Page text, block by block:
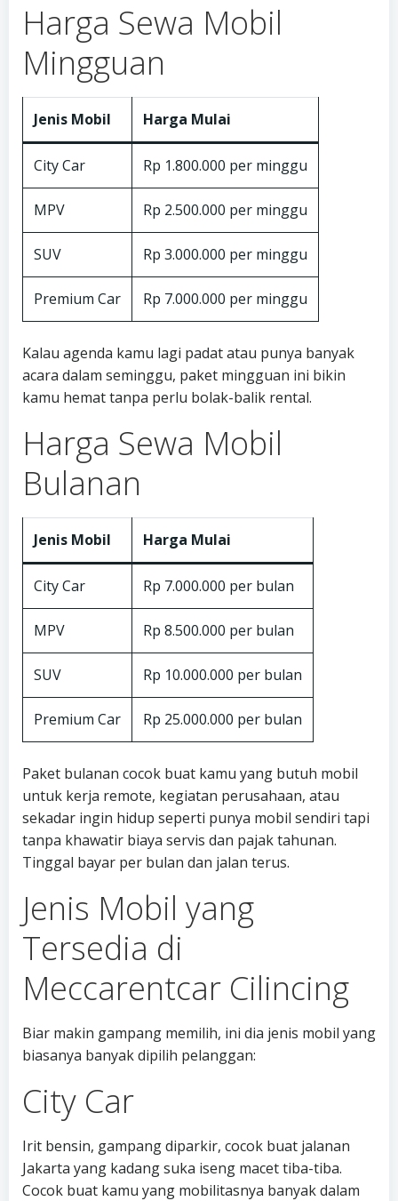
Harga Sewa Mobil
Mingguan
Jenis Mobil Harga Mulai
City Car Rp 1.800.000 per minggu
MPV Rp 2.500.000 per minggu
SUV Rp 3.000.000 per minggu
Premium Car Rp 7.000.000 per minggu
Kalau agenda kamu lagi padat atau punya banyak
acara dalam seminggu, paket mingguan ini bikin
kamu hemat tanpa perlu bolak-balik rental.
Harga Sewa Mobil
Bulanan
Jenis Mobil Harga Mulai
City Car Rp 7.000.000 per bulan
MPV Rp 8.500.000 per bulan
SUV Rp 10.000.000 per bulan
Premium Car Rp 25.000.000 per bulan
Paket bulanan cocok buat kamu yang butuh mobil
untuk kerja remote, kegiatan perusahaan, atau
sekadar ingin hidup seperti punya mobil sendiri tapi
tanpa khawatir biaya servis dan pajak tahunan.
Tinggal bayar per bulan dan jalan terus.
Jenis Mobil yang
Tersedia di
Meccarentcar Cilincing
Biar makin gampang memilih, ini dia jenis mobil yang
biasanya banyak dipilih pelanggan:
City Car
Irit bensin, gampang diparkir, cocok buat jalanan
Jakarta yang kadang suka iseng macet tiba-tiba.
Cocok buat kamu yang mobilitasnya banyak dalam